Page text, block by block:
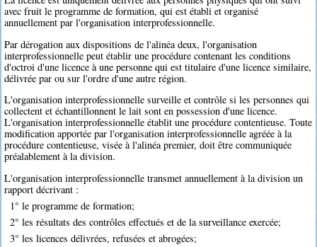
avec fruit le programme de formation, qui est établi et organisé
annuellement par l'organisation interprofessionnelle.
Par dérogation aux dispositions de l'alinéa deux, l'organisation
interprofessionnelle peut établir une procédure contenant les conditions
d'octroi d'une licence à une personne qui est titulaire d'une licence similaire,
délivrée par ou sur l'ordre d'une autre région.
L'organisation interprofessionnelle surveille et contrôle si les personnes qui
collectent et échantillonnent le lait sont en possession d'une licence.
L'organisation interprofessionnelle établit une procédure contentieuse. Toute
modification apportée par l'organisation interprofessionnelle agréée à la
procédure contentieuse, visée à l'alinéa premier, doit être communiquée
préalablement à la division.
L'organisation interprofessionnelle transmet annuellement à la division un
rapport décrivant :
1° le programme de formation;
2° les résultats des contrôles effectués et de la surveillance exercée;
3° les licences délivrées, refusées et abrogées;